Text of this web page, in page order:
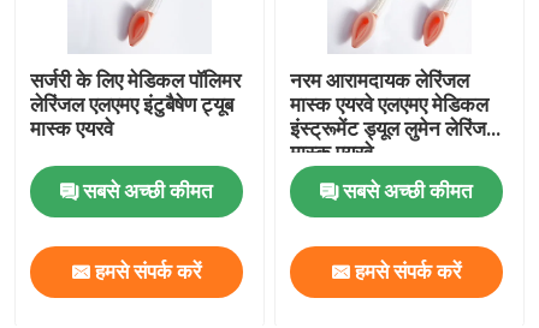
एंडोट्रैकियल ट्यूब के घटक
OEM कैथेटर
सर्जरी के लिए मेडिकल पॉलिमर
लेरिंजल एलएमए इंटुबैषेण ट्यूब
मास्क एयरवे
सबसे अच्छी कीमत
हमसे संपर्क करें
नरम आरामदायक लेरिंजल
मास्क एयरवे एलएमए मेडिकल
इंस्ट्रूमेंट ड्यूल लुमेन लेरिंजल
मास्क एयरवे
सबसे अच्छी कीमत
हमसे संपर्क करें